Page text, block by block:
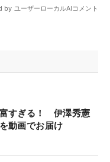
すぎる！ 伊澤秀憲
動画でお届け